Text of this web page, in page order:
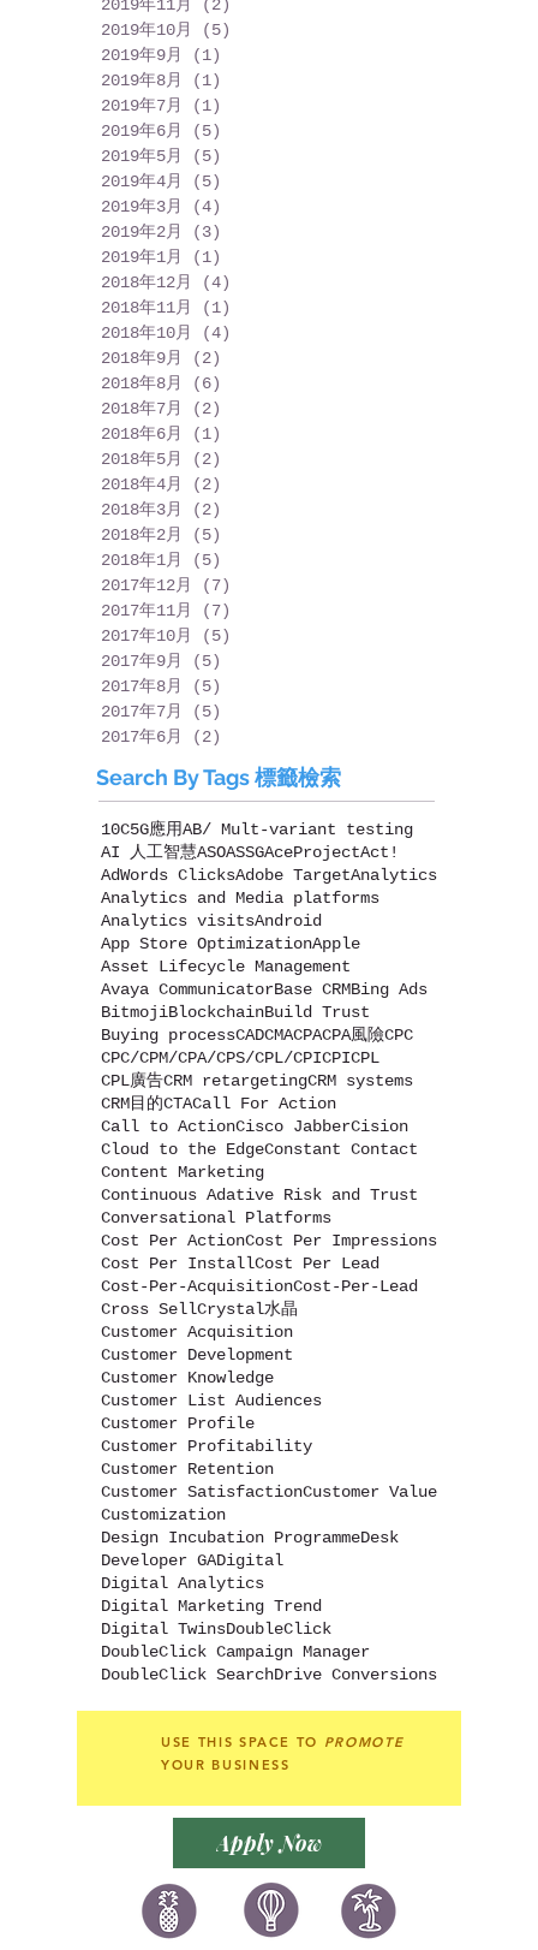
2019年11月
(2)
2019年10月
(5)
2019年9月
(1)
2019年8月
(1)
2019年7月
(1)
2019年6月
(5)
2019年5月
(5)
2019年4月
(5)
2019年3月
(4)
2019年2月
(3)
2019年1月
(1)
2018年12月
(4)
2018年11月
(1)
2018年10月
(4)
2018年9月
(2)
2018年8月
(6)
2018年7月
(2)
2018年6月
(1)
2018年5月
(2)
2018年4月
(2)
2018年3月
(2)
2018年2月
(5)
2018年1月
(5)
2017年12月
(7)
2017年11月
(7)
2017年10月
(5)
2017年9月
(5)
2017年8月
(5)
2017年7月
(5)
2017年6月
(2)
Search By Tags 標籤檢索
10C5G應用AB/ Mult-variant testing
AI 人工智慧ASOASSGAceProjectAct!
AdWords ClicksAdobe TargetAnalytics
Analytics and Media platforms
Analytics visitsAndroid
App Store OptimizationApple
Asset Lifecycle Management
Avaya CommunicatorBase CRMBing Ads
BitmojiBlockchainBuild Trust
Buying processCADCMACPACPA風險CPC
CPC/CPM/CPA/CPS/CPL/CPICPICPL
CPL廣告CRM retargetingCRM systems
CRM目的CTACall For Action
Call to ActionCisco JabberCision
Cloud to the EdgeConstant Contact
Content Marketing
Continuous Adative Risk and Trust
Conversational Platforms
Cost Per ActionCost Per Impressions
Cost Per InstallCost Per Lead
Cost-Per-AcquisitionCost-Per-Lead
Cross SellCrystal水晶
Customer Acquisition
Customer Development
Customer Knowledge
Customer List Audiences
Customer Profile
Customer Profitability
Customer Retention
Customer SatisfactionCustomer Value
Customization
Design Incubation ProgrammeDesk
Developer GADigital
Digital Analytics
Digital Marketing Trend
Digital TwinsDoubleClick
DoubleClick Campaign Manager
DoubleClick SearchDrive Conversions
USE THIS SPACE TO PROMOTE
YOUR BUSINESS
Apply Now